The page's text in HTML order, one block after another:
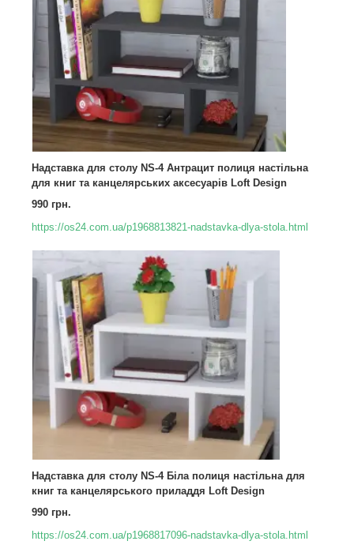
Надставка для столу NS-4 Антрацит полиця настільна
для книг та канцелярських аксесуарів Loft Design
990 грн.
https://os24.com.ua/p1968813821-nadstavka-dlya-stola.html
Надставка для столу NS-4 Біла полиця настільна для
книг та канцелярського приладдя Loft Design
990 грн.
https://os24.com.ua/p1968817096-nadstavka-dlya-stola.html